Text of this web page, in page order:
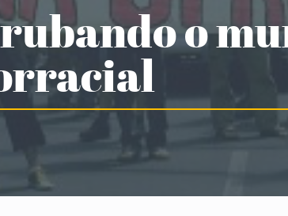
o